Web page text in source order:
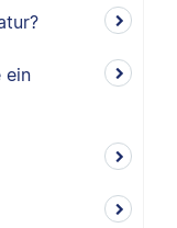
ein